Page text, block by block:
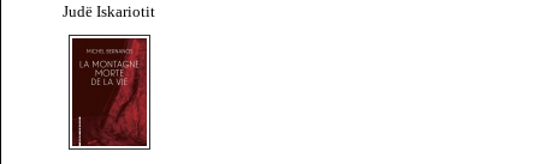
Judë Iskariotit